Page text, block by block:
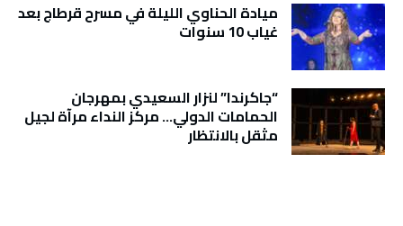
ميادة الحناوي الليلة في مسرح قرطاج بعد
غياب 10 سنوات
“جاكرندا” لنزار السعيدي بمهرجان
الحمامات الدولي… مركز النداء مرآة لجيل
مثقل بالانتظار